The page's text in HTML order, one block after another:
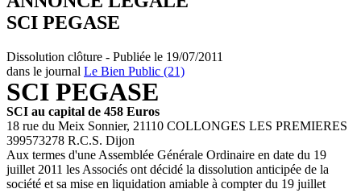
SCI PEGASE
Dissolution clôture - Publiée le 19/07/2011
dans le journal Le Bien Public (21)
SCI PEGASE
SCI au capital de 458 Euros
18 rue du Meix Sonnier, 21110 COLLONGES LES PREMIERES
399573278 R.C.S. Dijon
Aux termes d'une Assemblée Générale Ordinaire en date du 19
juillet 2011 les Associés ont décidé la dissolution anticipée de la
société et sa mise en liquidation amiable à compter du 19 juillet